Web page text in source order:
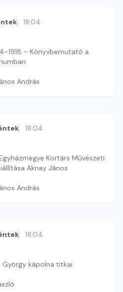
18:04
– Könyvbemutató a
András
18:04
Kortárs Művészeti
Aknay János
András
18:04
György kápolna titkai